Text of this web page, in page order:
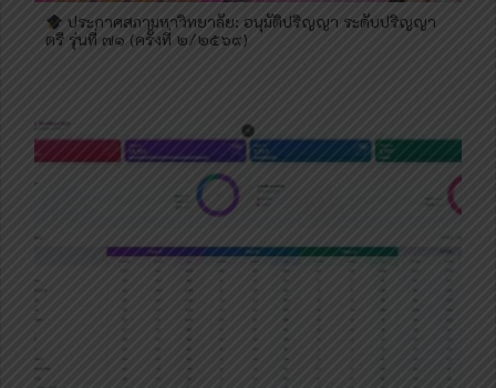
ประกาศสภามหาวิทยาลัย: อนุมัติปริญญา ระดับปริญญา
ตรี รุ่นที่ ๗๑ (ครั้งที่ ๒/๒๕๖๙)